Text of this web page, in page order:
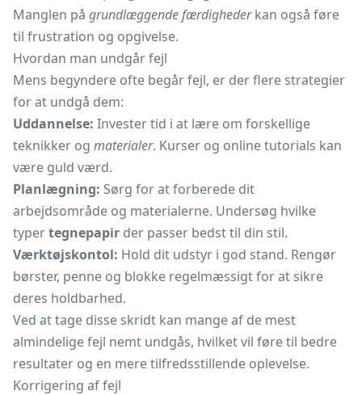
Manglen på grundlæggende færdighederkan også føre
til frustration og opgivelse.
Hvordan man undgår fejl
Mens begyndere ofte begår fejl, er der flere strategier
for at undgå dem:
Uddannelse: Invester tid i at lære om forskellige
teknikker og materialer. Kurser og online tutorials kan
være guld værd.
Planlægning: Sørg for at forberede dit
arbejdsområde og materialerne. Undersøg hvilke
typertegnepapir der passer bedst til din stil.
Værktøjskontol: Hold dit udstyr i god stand. Rengør
børster, penne og blokke regelmæssigt for at sikre
deres holdbarhed.
Ved at tage disse skridt kan mange af de mest
almindelige fejl nemt undgås, hvilket vil føre til bedre
resultater og en mere tilfredsstillende oplevelse.
Korrigering af fejl